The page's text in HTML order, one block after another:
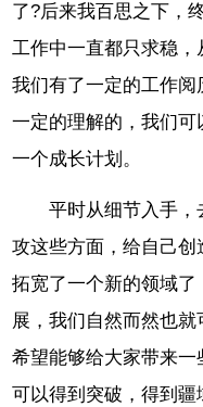
了?后来我百思之下，
工作中一直都只求稳，
我们有了一定的工作
一定的理解的，我们
一个成长计划。
平时从细节入手
攻这些方面，给自己
拓宽了一个新的领域
展，我们自然而然也
希望能够给大家带来
可以得到突破，得到疆